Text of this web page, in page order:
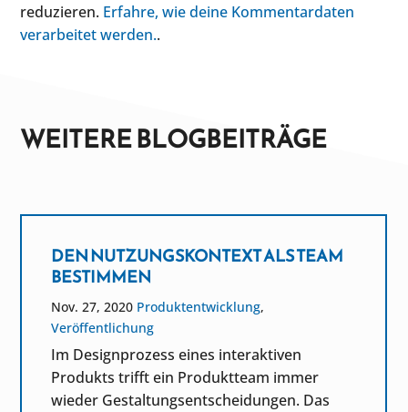
reduzieren. Erfahre, wie deine Kommentardaten
verarbeitet werden..
WEITERE BLOGBEITRÄGE
DEN NUTZUNGSKONTEXT ALS TEAM
BESTIMMEN
Nov. 27, 2020 Produktentwicklung,
Veröffentlichung
Im Designprozess eines interaktiven
Produkts trifft ein Produktteam immer
wieder Gestaltungsentscheidungen. Das